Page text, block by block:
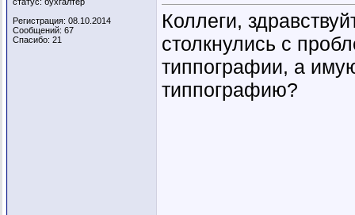
Регистрация: 08.10.2014
Сообщений: 67
Спасибо: 21
Коллеги,
столкнулись с
типпографии, а
типпографию?